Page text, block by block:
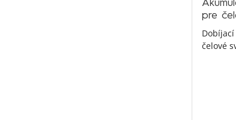
pre
čelové